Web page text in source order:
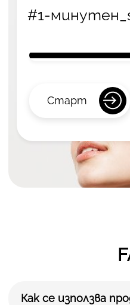
#1-
Старт
Как се използва